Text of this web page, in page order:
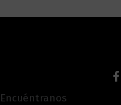
Encuéntranos